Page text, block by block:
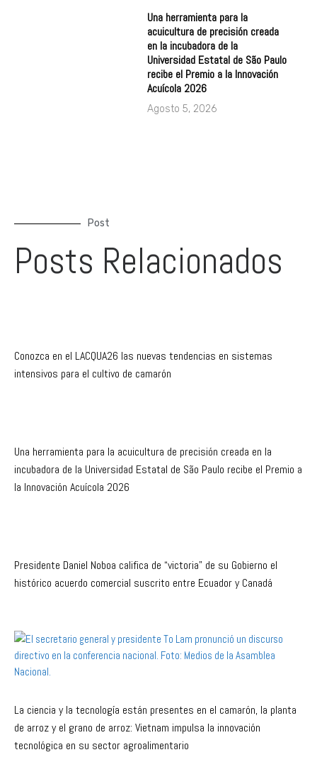
Una herramienta para la
acuicultura de precisión creada
en la incubadora de la
Universidad Estatal de São Paulo
recibe el Premio a la Innovación
Acuícola 2026
Agosto 5, 2026
Post
Posts Relacionados
Conozca en el LACQUA26 las nuevas tendencias en sistemas
intensivos para el cultivo de camarón
Una herramienta para la acuicultura de precisión creada en la
incubadora de la Universidad Estatal de São Paulo recibe el Premio a
la Innovación Acuícola 2026
Presidente Daniel Noboa califica de “victoria” de su Gobierno el
histórico acuerdo comercial suscrito entre Ecuador y Canadá
La ciencia y la tecnología están presentes en el camarón, la planta
de arroz y el grano de arroz: Vietnam impulsa la innovación
tecnológica en su sector agroalimentario